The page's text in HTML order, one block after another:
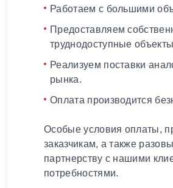
Работаем с большими
Предоставляем
труднодоступные
Реализуем поставки
рынка.
Оплата производится
Особые условия оплаты,
заказчикам, а также
партнерству с нашими
потребностями.